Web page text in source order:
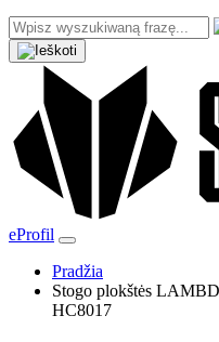
eProfil
Pradžia
Stogo plokštės
HC8017